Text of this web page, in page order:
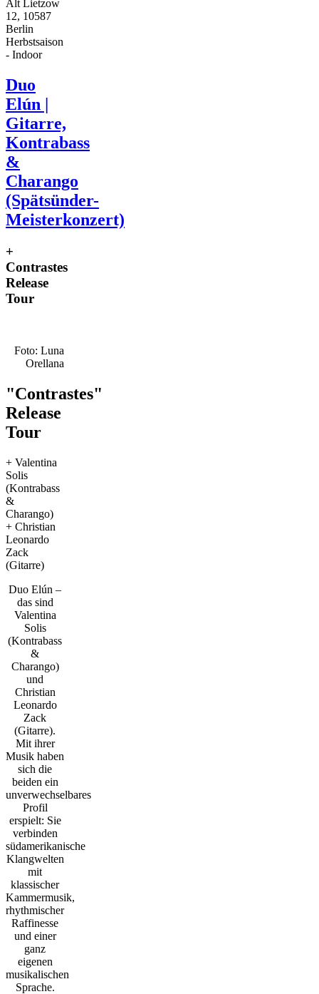
Alt Lietzow
12, 10587
Berlin
Herbstsaison
- Indoor
Duo
Elún |
Gitarre,
Kontrabass
&
Charango
(Spätsünder-
Meisterkonzert)
+
Contrastes
Release
Tour
Foto: Luna
Orellana
"Contrastes"
Release
Tour
+ Valentina
Solis
(Kontrabass
&
Charango)
+ Christian
Leonardo
Zack
(Gitarre)
Duo Elún –
das sind
Valentina
Solis
(Kontrabass
&
Charango)
und
Christian
Leonardo
Zack
(Gitarre).
Mit ihrer
Musik haben
sich die
beiden ein
unverwechselbares
Profil
erspielt: Sie
verbinden
südamerikanische
Klangwelten
mit
klassischer
Kammermusik,
rhythmischer
Raffinesse
und einer
ganz
eigenen
musikalischen
Sprache.